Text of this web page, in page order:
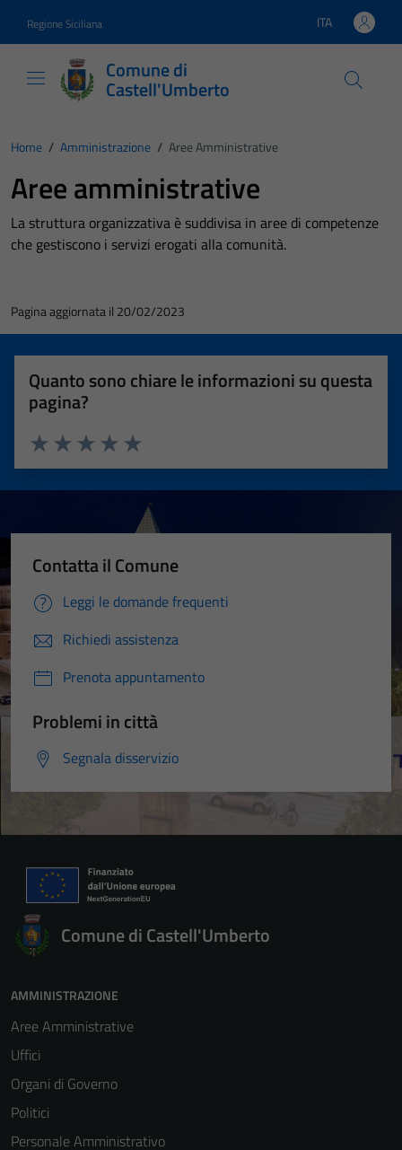
Regione Siciliana Lingua attiva:
ITA
Comune di
Castell'Umberto
Home / Amministrazione / Aree Amministrative
Aree amministrative
La struttura organizzativa è suddivisa in aree di competenze
che gestiscono i servizi erogati alla comunità.
Pagina aggiornata il 20/02/2023
Quanto sono chiare le informazioni su questa
pagina?
Valuta 5 stelle su 5
Valuta 4 stelle su 5
Valuta 3 stelle su 5
Valuta 2 stelle su 5
Valuta 1 stelle su 5
Contatta il Comune
Leggi le domande frequenti
Richiedi assistenza
Prenota appuntamento
Problemi in città
Segnala disservizio
Comune di Castell'Umberto
AMMINISTRAZIONE
Aree Amministrative
Uffici
Organi di Governo
Politici
Personale Amministrativo